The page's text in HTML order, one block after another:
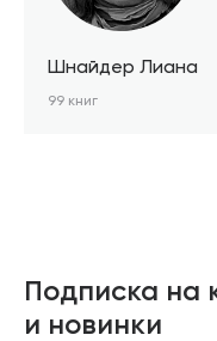
Шнайдер Лиана
99 книг
Подписка на
и новинки